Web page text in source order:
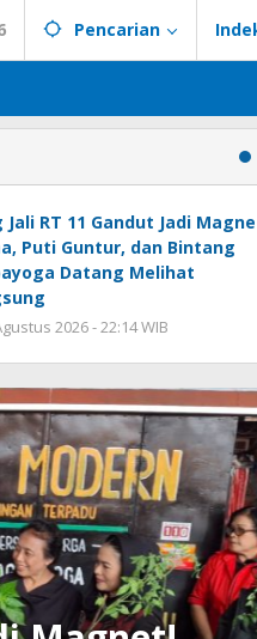
Pencarian
Jali RT 11 Gandut Jadi
Puti Guntur, dan Bintang
Datang Melihat
2026 - 22:14 WIB